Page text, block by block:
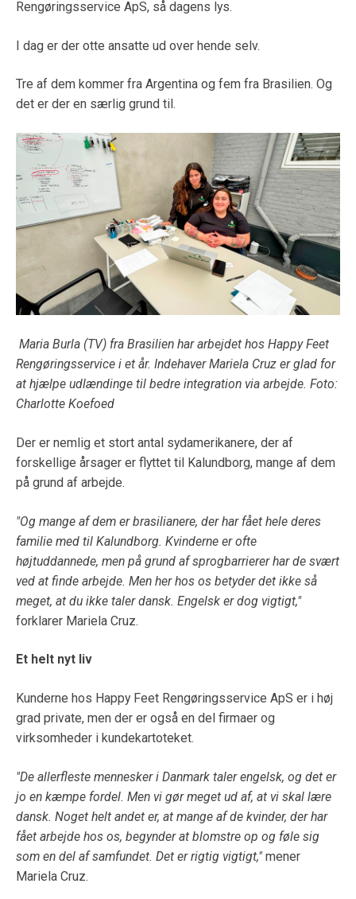
Rengøringsservice ApS, så dagens lys.
I dag er der otte ansatte ud over hende selv.
Tre af dem kommer fra Argentina og fem fra Brasilien. Og
det er der en særlig grund til.
Maria Burla (TV) fra Brasilien har arbejdet hos Happy Feet
Rengøringsservice i et år. Indehaver Mariela Cruz er glad for
at hjælpe udlændinge til bedre integration via arbejde. Foto:
Charlotte Koefoed
Der er nemlig et stort antal sydamerikanere, der af
forskellige årsager er flyttet til Kalundborg, mange af dem
på grund af arbejde.
"Og mange af dem er brasilianere, der har fået hele deres
familie med til Kalundborg. Kvinderne er ofte
højtuddannede, men på grund af sprogbarrierer har de svært
ved at finde arbejde. Men her hos os betyder det ikke så
meget, at du ikke taler dansk. Engelsk er dog vigtigt,"
forklarer Mariela Cruz.
Et helt nyt liv
Kunderne hos Happy Feet Rengøringsservice ApS er i høj
grad private, men der er også en del firmaer og
virksomheder i kundekartoteket.
"De allerfleste mennesker i Danmark taler engelsk, og det er
jo en kæmpe fordel. Men vi gør meget ud af, at vi skal lære
dansk. Noget helt andet er, at mange af de kvinder, der har
fået arbejde hos os, begynder at blomstre op og føle sig
som en del af samfundet. Det er rigtig vigtigt,"mener
Mariela Cruz.